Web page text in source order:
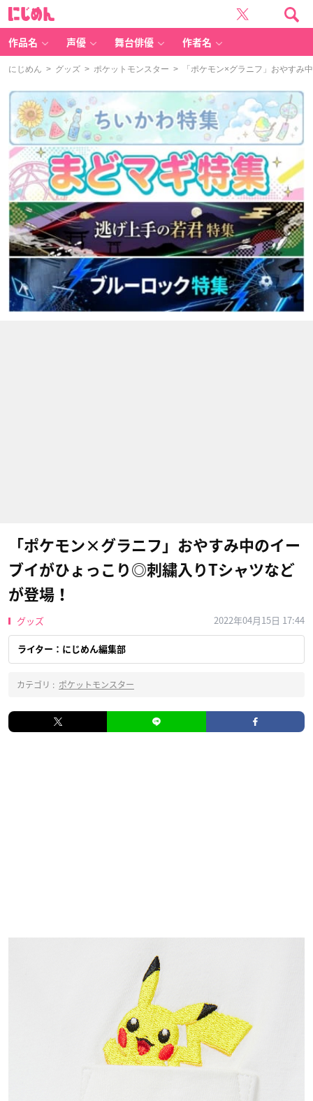
作品名 声優 舞台俳優 作者名
にじめん > グッズ > ポケットモンスター > 「ポケモン×グラニフ」おやすみ
「ポケモン×グラニフ」おやすみ中のイー
ブイがひょっこり◎刺繍入りTシャツなど
が登場！
グッズ 2022年04月15日 17:44
ライター：にじめん編集部
カテゴリ : ポケットモンスター